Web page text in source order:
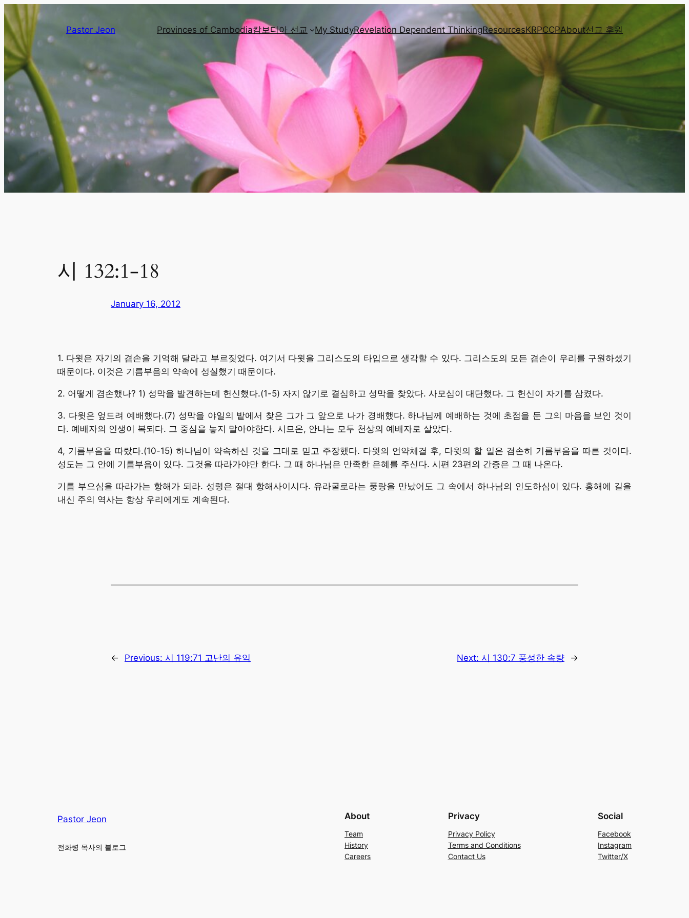
Pastor Jeon Provinces of Cambodia캄보디아 선교 My StudyRevelation Dependent ThinkingResourcesKRPCCPAbout선교 후원
시 132:1-18
January 16, 2012
1. 다윗은 자기의 겸손을 기억해 달라고 부르짖었다. 여기서 다윗을 그리스도의 타입으로 생각할 수 있다. 그리스도의 모든 겸손이 우리를 구원하셨기
때문이다. 이것은 기름부음의 약속에 성실했기 때문이다.
2. 어떻게 겸손했나? 1) 성막을 발견하는데 헌신했다.(1-5) 자지 않기로 결심하고 성막을 찾았다. 사모심이 대단했다. 그 헌신이 자기를 삼켰다.
3. 다윗은 엎드려 예배했다.(7) 성막을 야일의 밭에서 찾은 그가 그 앞으로 나가 경배했다. 하나님께 예배하는 것에 초점을 둔 그의 마음을 보인 것이
다. 예배자의 인생이 복되다. 그 중심을 놓지 말아야한다. 시므온, 안나는 모두 천상의 예배자로 살았다.
4, 기름부음을 따랐다.(10-15) 하나님이 약속하신 것을 그대로 믿고 주장했다. 다윗의 언약체결 후, 다윗의 할 일은 겸손히 기름부음을 따른 것이다.
성도는 그 안에 기름부음이 있다. 그것을 따라가야만 한다. 그 때 하나님은 만족한 은혜를 주신다. 시편 23편의 간증은 그 때 나온다.
기름 부으심을 따라가는 항해가 되라. 성령은 절대 항해사이시다. 유라굴로라는 풍랑을 만났어도 그 속에서 하나님의 인도하심이 있다. 홍해에 길을
내신 주의 역사는 항상 우리에게도 계속된다.
← Previous: 시 119:71 고난의 유익 Next: 시 130:7 풍성한 속량 →
Pastor Jeon
전화령 목사의 블로그
About
Team
History
Careers
Privacy
Privacy Policy
Terms and Conditions
Contact Us
Social
Facebook
Instagram
Twitter/X